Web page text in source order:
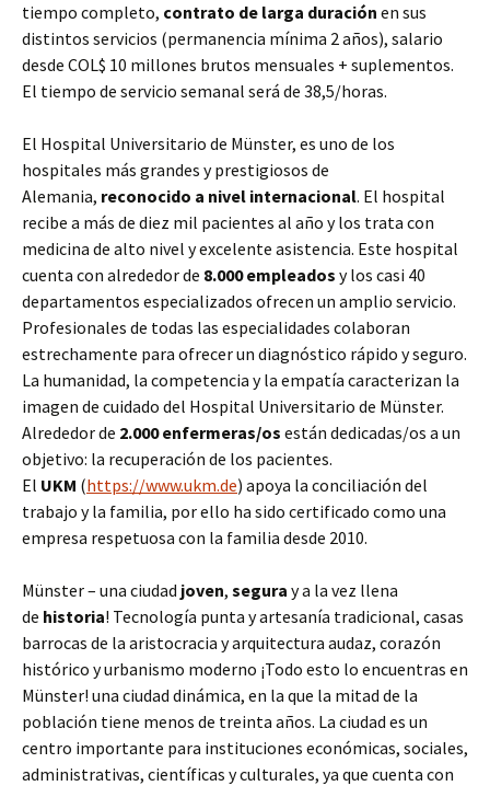
tiempo completo, contrato de larga duración en sus
distintos servicios (permanencia mínima 2 años), salario
desde COL$ 10 millones brutos mensuales + suplementos.
El tiempo de servicio semanal será de 38,5/horas.
El Hospital Universitario de Münster, es uno de los
hospitales más grandes y prestigiosos de
Alemania, reconocido a nivel internacional. El hospital
recibe a más de diez mil pacientes al año y los trata con
medicina de alto nivel y excelente asistencia. Este hospital
cuenta con alrededor de 8.000 empleados y los casi 40
departamentos especializados ofrecen un amplio servicio.
Profesionales de todas las especialidades colaboran
estrechamente para ofrecer un diagnóstico rápido y seguro.
La humanidad, la competencia y la empatía caracterizan la
imagen de cuidado del Hospital Universitario de Münster.
Alrededor de 2.000 enfermeras/os están dedicadas/os a un
objetivo: la recuperación de los pacientes.
El UKM (https://www.ukm.de) apoya la conciliación del
trabajo y la familia, por ello ha sido certificado como una
empresa respetuosa con la familia desde 2010.
Münster – una ciudad joven, segura y a la vez llena
de historia! Tecnología punta y artesanía tradicional, casas
barrocas de la aristocracia y arquitectura audaz, corazón
histórico y urbanismo moderno ¡Todo esto lo encuentras en
Münster! una ciudad dinámica, en la que la mitad de la
población tiene menos de treinta años. La ciudad es un
centro importante para instituciones económicas, sociales,
administrativas, científicas y culturales, ya que cuenta con